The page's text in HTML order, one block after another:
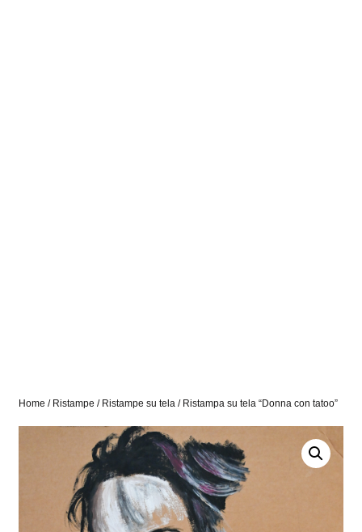
Home / Ristampe / Ristampe su tela / Ristampa su tela “Donna con tatoo”